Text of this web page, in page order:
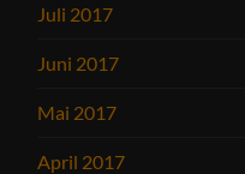
Juli 2017
Juni 2017
Mai 2017
April 2017